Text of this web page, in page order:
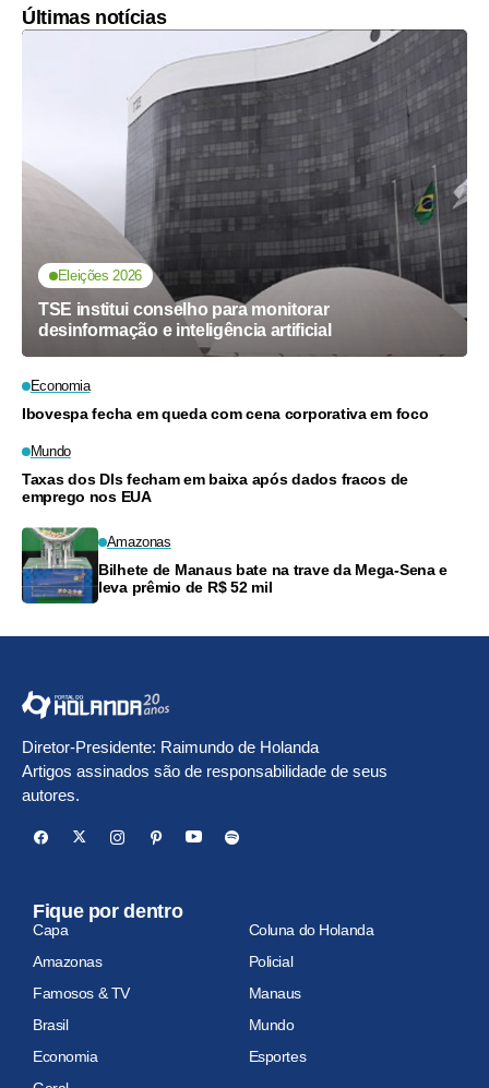
Últimas notícias
Eleições 2026
TSE institui conselho para monitorar
desinformação e inteligência artificial
Economia
Ibovespa fecha em queda com cena corporativa em foco
Mundo
Taxas dos DIs fecham em baixa após dados fracos de
emprego nos EUA
Amazonas
Bilhete de Manaus bate na trave da Mega-Sena e
leva prêmio de R$ 52 mil
Diretor-Presidente: Raimundo de Holanda
Artigos assinados são de responsabilidade de seus
autores.
Fique por dentro
Capa
Coluna do Holanda
Amazonas
Policial
Famosos & TV
Manaus
Brasil
Mundo
Economia
Esportes